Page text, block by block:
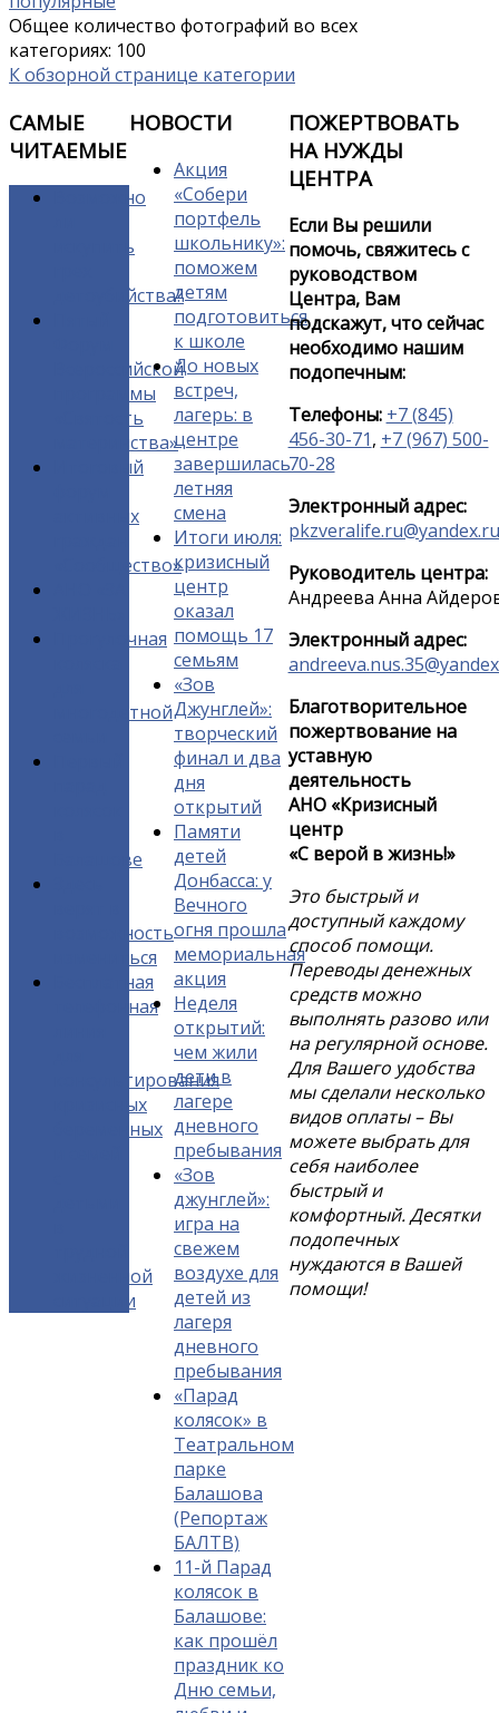
Общее количество фотографий во всех
категориях: 100
К обзорной странице категории
САМЫЕ
ЧИТАЕМЫЕ
Возможно
искупить
детоубийства?
Всероссийской
программы
«Святость
материнства»
Итоговый
активных
«Сообщество»
Прогулочная
многодетной
Балашове
возможность
измениться
Бесплатная
телефонная
консультирования
кризисных
беременных
жизненной
ситуации
НОВОСТИ
Акция
«Собери
портфель
школьнику»:
поможем
детям
подготовиться
к школе
До новых
встреч,
лагерь: в
центре
завершилась
летняя
смена
Итоги июля:
кризисный
центр
оказал
помощь 17
семьям
«Зов
Джунглей»:
творческий
финал и два
дня
открытий
Памяти
детей
Донбасса: у
Вечного
огня прошла
мемориальная
акция
Неделя
открытий:
чем жили
дети в
лагере
дневного
пребывания
«Зов
джунглей»:
игра на
свежем
воздухе для
детей из
лагеря
дневного
пребывания
«Парад
колясок» в
Театральном
парке
Балашова
(Репортаж
БАЛТВ)
11-й Парад
колясок в
Балашове:
как прошёл
праздник ко
Дню семьи,
ПОЖЕРТВОВАТЬ
НА НУЖДЫ
ЦЕНТРА
Если Вы решили
помочь, свяжитесь с
руководством
Центра, Вам
подскажут, что сейчас
необходимо нашим
подопечным:
Телефоны: +7 (845)
456-30-71, +7 (967) 500-
70-28
Электронный адрес:
pkzveralife.ru@yandex.ru
Руководитель центра:
Андреева Анна
Электронный адрес:
Благотворительное
пожертвование на
уставную
деятельность
АНО «Кризисный
центр
«С верой в жизнь!»
Это быстрый и
доступный каждому
способ помощи.
Переводы денежных
средств можно
выполнять разово или
на регулярной основе.
Для Вашего удобства
мы сделали несколько
видов оплаты – Вы
можете выбрать для
себя наиболее
быстрый и
комфортный. Десятки
подопечных
нуждаются в Вашей
помощи!